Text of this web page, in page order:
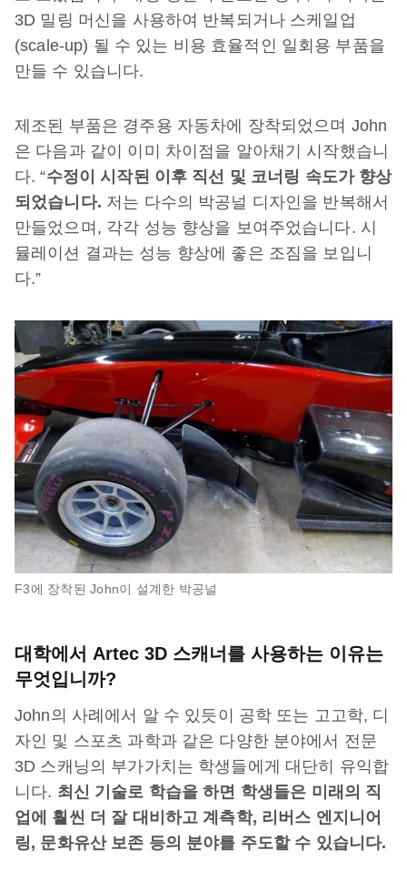
3D 밀링 머신을 사용하여 반복되거나 스케일업
(scale-up) 될 수 있는 비용 효율적인 일회용 부품을
만들 수 있습니다.
제조된 부품은 경주용 자동차에 장착되었으며 John
은 다음과 같이 이미 차이점을 알아채기 시작했습니
다. “수정이 시작된 이후 직선 및 코너링 속도가 향상
되었습니다. 저는 다수의 박공널 디자인을 반복해서
만들었으며, 각각 성능 향상을 보여주었습니다. 시
뮬레이션 결과는 성능 향상에 좋은 조짐을 보입니
다.”
F3에 장착된 John이 설계한 박공널
대학에서 Artec 3D 스캐너를 사용하는 이유는
무엇입니까?
John의 사례에서 알 수 있듯이 공학 또는 고고학, 디
자인 및 스포츠 과학과 같은 다양한 분야에서 전문
3D 스캐닝의 부가가치는 학생들에게 대단히 유익합
니다. 최신 기술로 학습을 하면 학생들은 미래의 직
업에
훨씬 더 잘 대비하고 계측학, 리버스 엔지니어
링, 문화유산 보존 등의 분야를 주도할 수 있습니다.